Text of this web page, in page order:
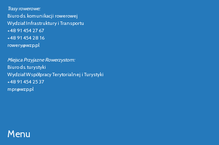
Trasy rowerowe:
Biuro ds. komunikacji rowerowej
Wydział Infrastruktury i Transportu
+48 91 454 27 67
+48 91 454 28 16
rowery@wzp.pl
Miejsca Przyjazne Rowerzystom:
Biuro ds. turystyki
Wydział Współpracy Terytorialnej i Turystyki
+48 91 454 25 37
mpr@wzp.pl
Menu